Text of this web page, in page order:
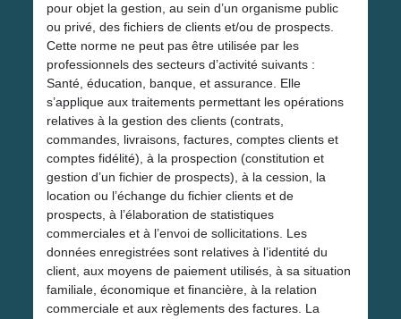
pour objet la gestion, au sein d’un organisme public
ou privé, des fichiers de clients et/ou de prospects.
Cette norme ne peut pas être utilisée par les
professionnels des secteurs d’activité suivants :
Santé, éducation, banque, et assurance. Elle
s’applique aux traitements permettant les opérations
relatives à la gestion des clients (contrats,
commandes, livraisons, factures, comptes clients et
comptes fidélité), à la prospection (constitution et
gestion d’un fichier de prospects), à la cession, la
location ou l’échange du fichier clients et de
prospects, à l’élaboration de statistiques
commerciales et à l’envoi de sollicitations. Les
données enregistrées sont relatives à l’identité du
client, aux moyens de paiement utilisés, à sa situation
familiale, économique et financière, à la relation
commerciale et aux règlements des factures. La